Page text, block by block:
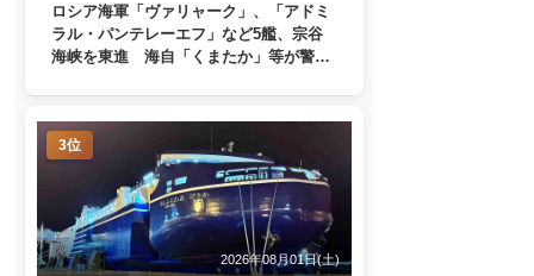
ロシア海軍「ヴァリャーク」、「アドミ
ラル・パンテレーエフ」など5艦、宗谷
海峡を東進 海自「くまたか」等が警戒
3位
2026年08月01日(土)